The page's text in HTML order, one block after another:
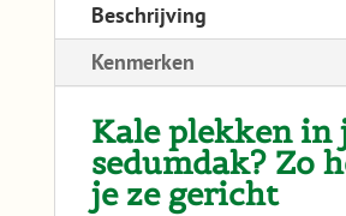
Beschrijving
Kenmerken
Kale plekken in
sedumdak? Zo
je ze gericht